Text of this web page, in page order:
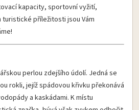
kapacity, sportovní vyžití,
příležitosti jsou Vám
perlou zdejšího údolí. Jedná se
rokli, jejíž spádovou křivku překonává
a kaskádami. K místu